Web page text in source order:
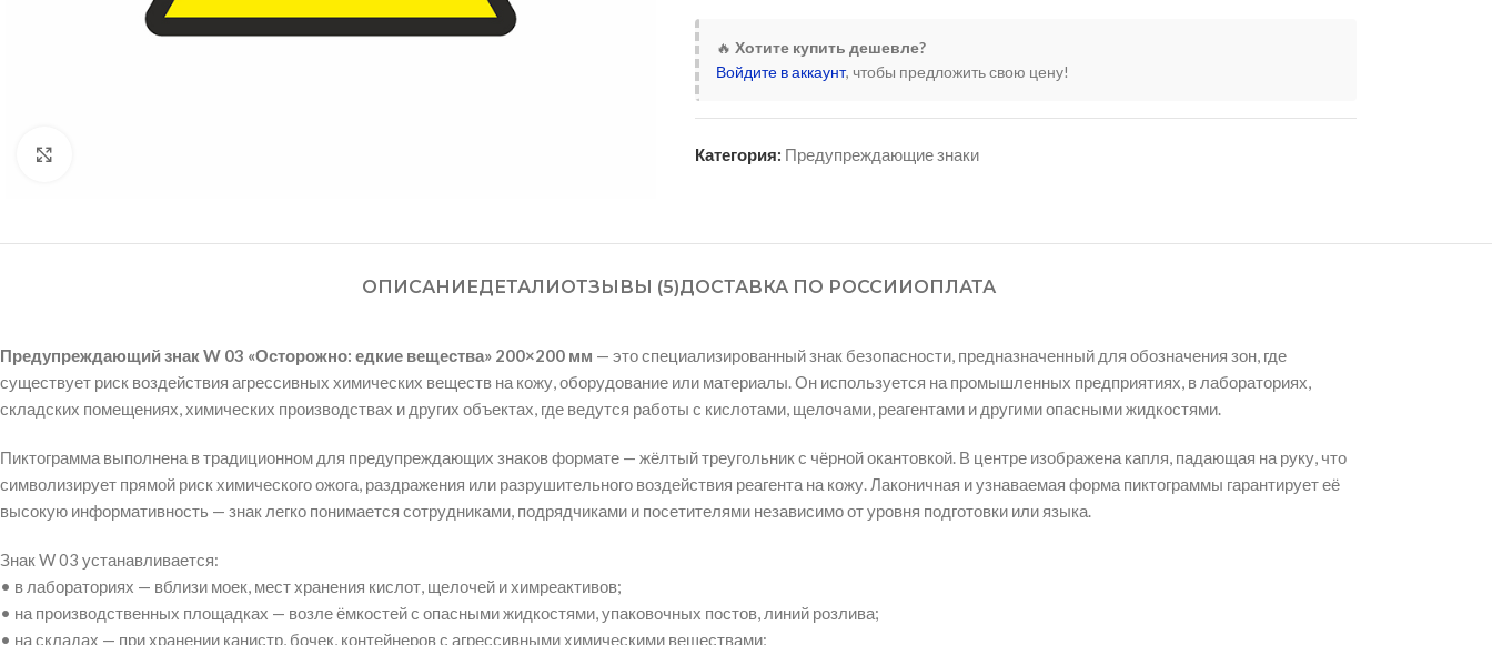
🔥 Хотите купить дешевле?
Войдите в аккаунт, чтобы предложить свою цену!
Категория: Предупреждающие знаки
ОПИСАНИЕДЕТАЛИОТЗЫВЫ (5)ДОСТАВКА ПО РОССИИОПЛАТА
Предупреждающий знак W 03 «Осторожно: едкие вещества» 200×200 мм — это специализированный знак безопасности, предназначенный для обозначения зон, где
существует риск воздействия агрессивных химических веществ на кожу, оборудование или материалы. Он используется на промышленных предприятиях, в лабораториях,
складских помещениях, химических производствах и других объектах, где ведутся работы с кислотами, щелочами, реагентами и другими опасными жидкостями.
Пиктограмма выполнена в традиционном для предупреждающих знаков формате — жёлтый треугольник с чёрной окантовкой. В центре изображена капля, падающая на руку, что
символизирует прямой риск химического ожога, раздражения или разрушительного воздействия реагента на кожу. Лаконичная и узнаваемая форма пиктограммы гарантирует её
высокую информативность — знак легко понимается сотрудниками, подрядчиками и посетителями независимо от уровня подготовки или языка.
Знак W 03 устанавливается:
• в лабораториях — вблизи моек, мест хранения кислот, щелочей и химреактивов;
• на производственных площадках — возле ёмкостей с опасными жидкостями, упаковочных постов, линий розлива;
• на складах — при хранении канистр, бочек, контейнеров с агрессивными химическими веществами;